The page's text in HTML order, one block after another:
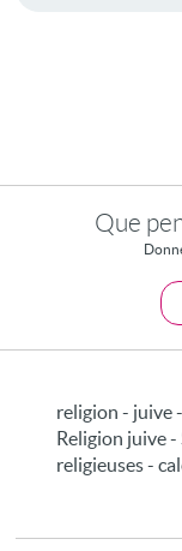
Que
religion - juive
Religion juive
religieuses -